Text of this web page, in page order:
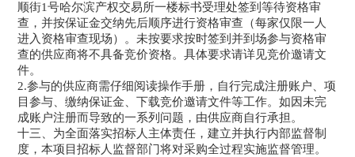
顺街1号哈尔滨产权交易所一楼标书受理处签到等待资格审
查，并按保证金交纳先后顺序进行资格审查（每家仅限一人
进入资格审查现场）。未按要求按时签到并到场参与资格审
查的供应商将不具备竞价资格。具体要求请详见竞价邀请文
件。
2.参与的供应商需仔细阅读操作手册，自行完成注册账户、项
目参与、缴纳保证金、下载竞价邀请文件等工作。如因未完
成账户注册而导致的一系列问题，由供应商自行承担。
十三、为全面落实招标人主体责任，建立并执行内部监督制
度，本项目招标人监督部门将对采购全过程实施监督管理。